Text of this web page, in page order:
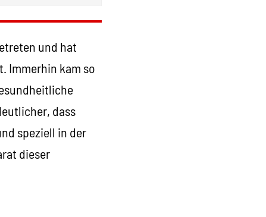
und hat
Immerhin kam so
dass
speziell in der
dieser